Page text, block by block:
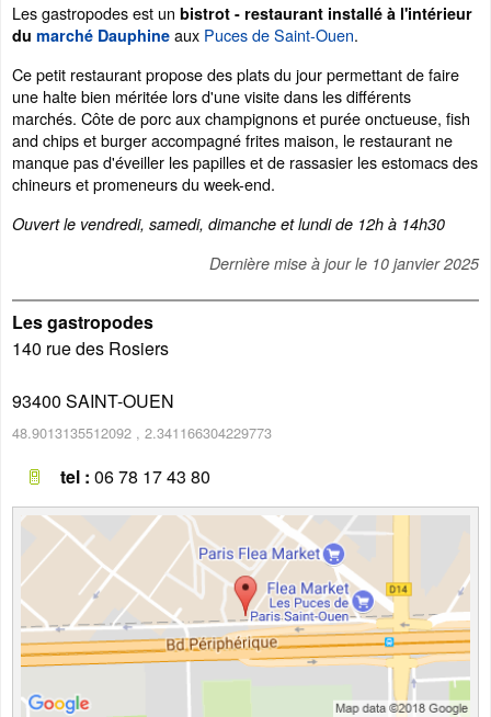
Les gastropodes est un bistrot - restaurant installé à l'intérieur
du marché Dauphine aux Puces de Saint-Ouen.
Ce petit restaurant propose des plats du jour permettant de faire
une halte bien méritée lors d'une visite dans les différents
marchés. Côte de porc aux champignons et purée onctueuse, fish
and chips et burger accompagné frites maison, le restaurant ne
manque pas d'éveiller les papilles et de rassasier les estomacs des
chineurs et promeneurs du week-end.
Ouvert le vendredi, samedi, dimanche et lundi de 12h à 14h30
Dernière mise à jour le 10 janvier 2025
Les gastropodes
140 rue des Rosiers
93400 SAINT-OUEN
48.9013135512092 , 2.341166304229773
tel : 06 78 17 43 80